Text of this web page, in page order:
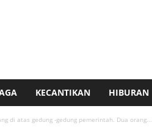
KECANTIKAN HIBURAN
di atas gedung -gedung pemerintah. Dua orang...